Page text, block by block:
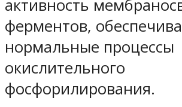
активность
ферментов,
нормальные процессы
окислительного
фосфорилирования.